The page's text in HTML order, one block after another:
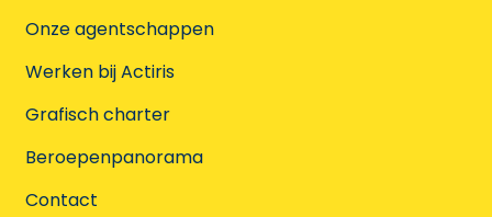
Onze agentschappen
Werken bij Actiris
Grafisch charter
Beroepenpanorama
Contact